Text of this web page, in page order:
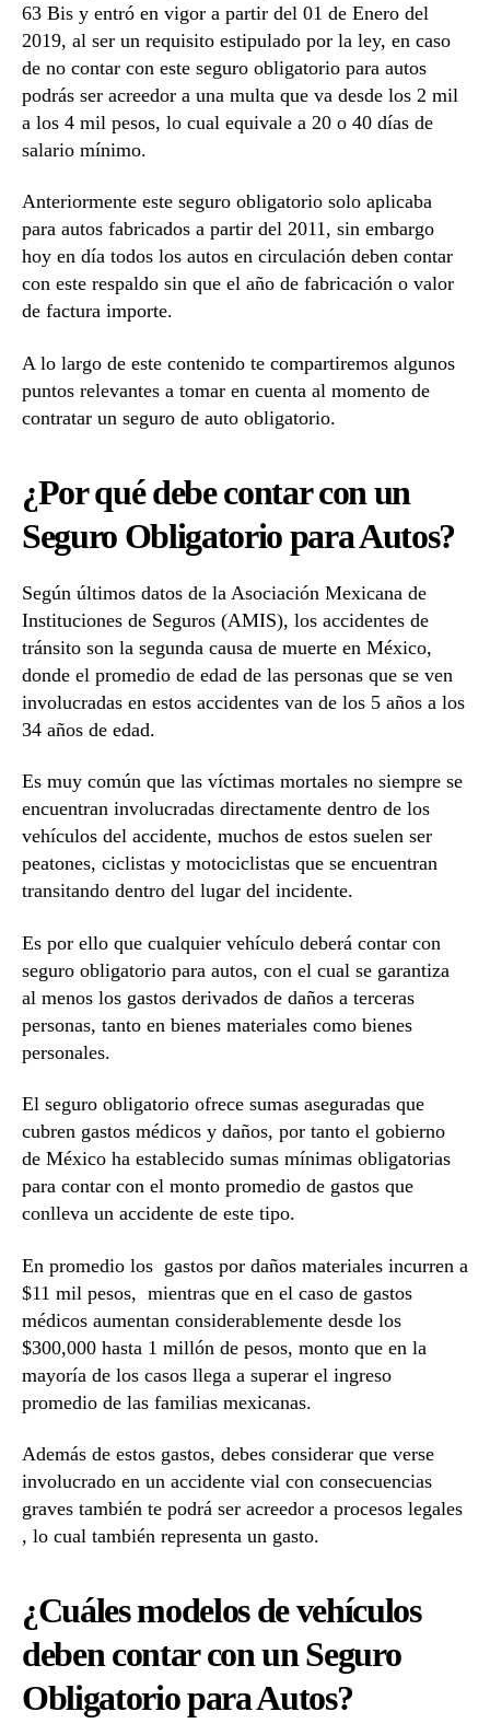
63 Bis y entró en vigor a partir del 01 de Enero del
2019, al ser un requisito estipulado por la ley, en caso
de no contar con este seguro obligatorio para autos
podrás ser acreedor a una multa que va desde los 2 mil
a los 4 mil pesos, lo cual equivale a 20 o 40 días de
salario mínimo.
Anteriormente este seguro obligatorio solo aplicaba
para autos fabricados a partir del 2011, sin embargo
hoy en día todos los autos en circulación deben contar
con este respaldo sin que el año de fabricación o valor
de factura importe.
A lo largo de este contenido te compartiremos algunos
puntos relevantes a tomar en cuenta al momento de
contratar un seguro de auto obligatorio.
¿Por qué debe contar con un
Seguro Obligatorio para Autos?
Según últimos datos de la Asociación Mexicana de
Instituciones de Seguros (AMIS), los accidentes de
tránsito son la segunda causa de muerte en México,
donde el promedio de edad de las personas que se ven
involucradas en estos accidentes van de los 5 años a los
34 años de edad.
Es muy común que las víctimas mortales no siempre se
encuentran involucradas directamente dentro de los
vehículos del accidente, muchos de estos suelen ser
peatones, ciclistas y motociclistas que se encuentran
transitando dentro del lugar del incidente.
Es por ello que cualquier vehículo deberá contar con
seguro obligatorio para autos, con el cual se garantiza
al menos los gastos derivados de daños a terceras
personas, tanto en bienes materiales como bienes
personales.
El seguro obligatorio ofrece sumas aseguradas que
cubren gastos médicos y daños, por tanto el gobierno
de México ha establecido sumas mínimas obligatorias
para contar con el monto promedio de gastos que
conlleva un accidente de este tipo.
En promedio los gastos por daños materiales incurren a
$11 mil pesos, mientras que en el caso de gastos
médicos aumentan considerablemente desde los
$300,000 hasta 1 millón de pesos, monto que en la
mayoría de los casos llega a superar el ingreso
promedio de las familias mexicanas.
Además de estos gastos, debes considerar que verse
involucrado en un accidente vial con consecuencias
graves también te podrá ser acreedor a procesos legales
, lo cual también representa un gasto.
¿Cuáles modelos de vehículos
deben contar con un Seguro
Obligatorio para Autos?